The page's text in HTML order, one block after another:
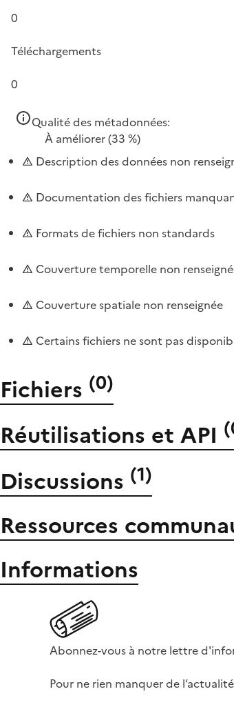
0
Téléchargements
0
Qualité des métadonnées:
À améliorer(33 %)
Description des données non
Documentation des fichiers
Formats de fichiers non standards
Couverture temporelle non
Couverture spatiale non renseignée
Certains fichiers ne sont pas
Fichiers (0)
Réutilisations et API (
Discussions (1)
Ressources
Informations
Abonnez-vous à notre lettre
Pour ne rien manquer de